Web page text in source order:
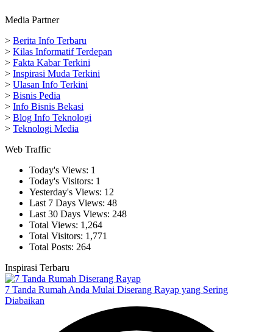
Media Partner
> Berita Info Terbaru
> Kilas Informatif Terdepan
> Fakta Kabar Terkini
> Inspirasi Muda Terkini
> Ulasan Info Terkini
> Bisnis Pedia
> Info Bisnis Bekasi
> Blog Info Teknologi
> Teknologi Media
Web Traffic
Today's Views: 1
Today's Visitors: 1
Yesterday's Views: 12
Last 7 Days Views: 48
Last 30 Days Views: 248
Total Views: 1,264
Total Visitors: 1,771
Total Posts: 264
Inspirasi Terbaru
7 Tanda Rumah Anda Mulai Diserang Rayap yang Sering
Diabaikan